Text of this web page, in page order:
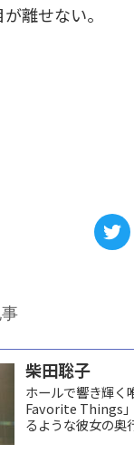
離せない。
柴田聡子
ホールで響き輝く
Favorite Things」
るような彼女の奥